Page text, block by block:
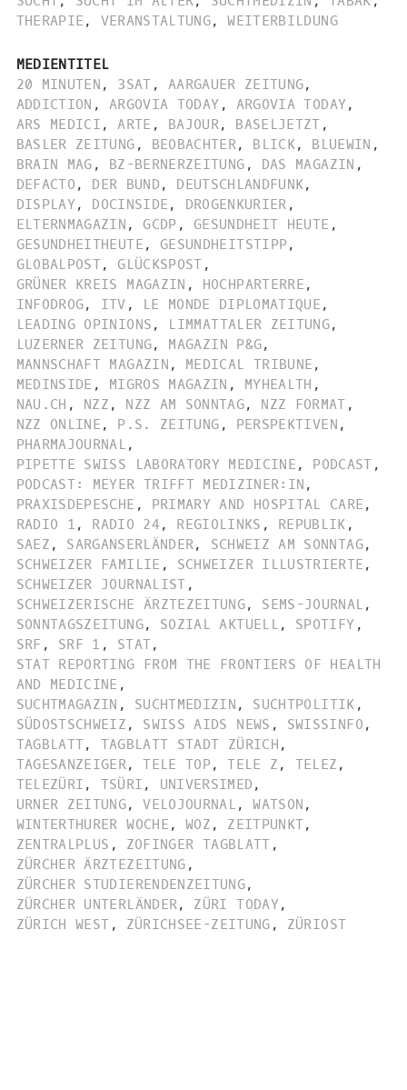
THERAPIE , VERANSTALTUNG, WEITERBILDUNG
MEDIENTITEL
20 MINUTEN , 3SAT , AARGAUER ZEITUNG,
ADDICTION , ARGOVIA TODAY , ARGOVIA TODAY,
ARS MEDICI , ARTE , BAJOUR, BASELJETZT ,
BASLER ZEITUNG , BEOBACHTER, BLICK, BLUEWIN ,
BRAIN MAG , BZ-BERNERZEITUNG , DAS MAGAZIN ,
DEFACTO , DER BUND , DEUTSCHLANDFUNK,
DISPLAY, DOCINSIDE , DROGENKURIER ,
ELTERNMAGAZIN , GCDP , GESUNDHEIT HEUTE ,
GESUNDHEITHEUTE , GESUNDHEITSTIPP,
GLOBALPOST, GLÜCKSPOST ,
GRÜNER KREIS MAGAZIN , HOCHPARTERRE ,
INFODROG, ITV , LE MONDE DIPLOMATIQUE ,
LEADING OPINIONS , LIMMATTALER ZEITUNG,
LUZERNER ZEITUNG, MAGAZIN P&G,
MANNSCHAFT MAGAZIN , MEDICAL TRIBUNE ,
MEDINSIDE , MIGROS MAGAZIN , MYHEALTH ,
NAU.CH , NZZ , NZZ AM SONNTAG, NZZ FORMAT ,
NZZ ONLINE , P.S. ZEITUNG , PERSPEKTIVEN ,
PHARMAJOURNAL ,
PIPETTE SWISS LABORATORY MEDICINE , PODCAST ,
PODCAST: MEYER TRIFFT MEDIZINER:IN ,
PRAXISDEPESCHE , PRIMARY AND HOSPITAL CARE ,
RADIO 1 , RADIO 24, REGIOLINKS , REPUBLIK ,
SAEZ , SARGANSERLÄNDER, SCHWEIZ AM SONNTAG,
SCHWEIZER FAMILIE , SCHWEIZER ILLUSTRIERTE ,
SCHWEIZER JOURNALIST ,
SCHWEIZERISCHE ÄRZTEZEITUNG, SEMS-JOURNAL ,
SONNTAGSZEITUNG, SOZIAL AKTUELL , SPOTIFY ,
SRF , SRF 1 , STAT,
STAT REPORTING FROM THE FRONTIERS OF HEALTH
AND MEDICINE ,
SUCHTMAGAZIN , SUCHTMEDIZIN , SUCHTPOLITIK ,
SÜDOSTSCHWEIZ , SWISS AIDS NEWS , SWISSINFO ,
TAGBLATT, TAGBLATT STADT ZÜRICH ,
TAGESANZEIGER, TELE TOP, TELE Z , TELEZ ,
TELEZÜRI , TSÜRI , UNIVERSIMED ,
URNER ZEITUNG, VELOJOURNAL , WATSON ,
WINTERTHURER WOCHE , WOZ , ZEITPUNKT,
ZENTRALPLUS , ZOFINGER TAGBLATT ,
ZÜRCHER ÄRZTEZEITUNG ,
ZÜRCHER STUDIERENDENZEITUNG,
ZÜRCHER UNTERLÄNDER, ZÜRI TODAY,
ZÜRICH WEST , ZÜRICHSEE-ZEITUNG , ZÜRIOST